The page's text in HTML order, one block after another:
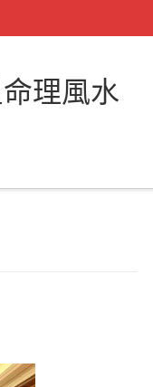
理風水